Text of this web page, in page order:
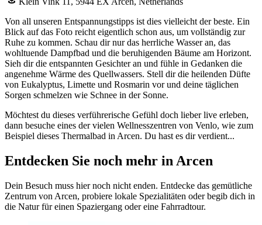
Von all unseren Entspannungstipps ist dies vielleicht der beste. Ein
Blick auf das Foto reicht eigentlich schon aus, um vollständig zur
Ruhe zu kommen. Schau dir nur das herrliche Wasser an, das
wohltuende Dampfbad und die beruhigenden Bäume am Horizont.
Sieh dir die entspannten Gesichter an und fühle in Gedanken die
angenehme Wärme des Quellwassers. Stell dir die heilenden Düfte
von Eukalyptus, Limette und Rosmarin vor und deine täglichen
Sorgen schmelzen wie Schnee in der Sonne.
Möchtest du dieses verführerische Gefühl doch lieber live erleben,
dann besuche eines der vielen Wellnesszentren von Venlo, wie zum
Beispiel dieses Thermalbad in Arcen. Du hast es dir verdient...
Entdecken Sie noch mehr in Arcen
Dein Besuch muss hier noch nicht enden. Entdecke das gemütliche
Zentrum von Arcen, probiere lokale Spezialitäten oder begib dich in
die Natur für einen Spaziergang oder eine Fahrradtour.